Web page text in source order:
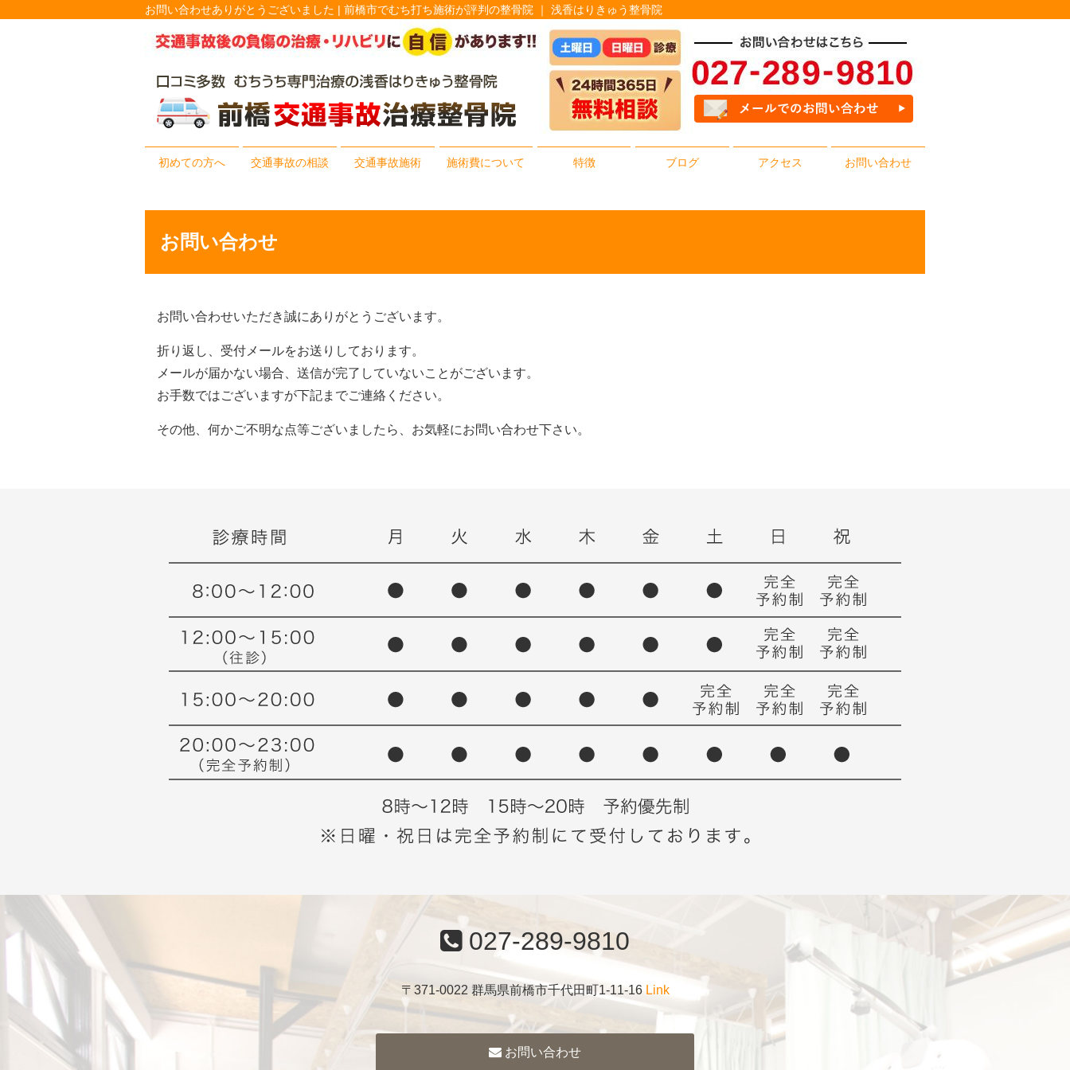
お問い合わせありがとうございました | 前橋市でむち打ち施術が評判の整骨院 ｜ 浅香はりきゅう整骨院
初めての方へ 交通事故の相談 交通事故施術 施術費について 特徴 ブログ アクセス お問い合わせ
お問い合わせ
お問い合わせいただき誠にありがとうございます。
折り返し、受付メールをお送りしております。
メールが届かない場合、送信が完了していないことがございます。
お手数ではございますが下記までご連絡ください。
その他、何かご不明な点等ございましたら、お気軽にお問い合わせ下さい。
027-289-9810
〒371-0022 群馬県前橋市千代田町1-11-16 Link
お問い合わせ